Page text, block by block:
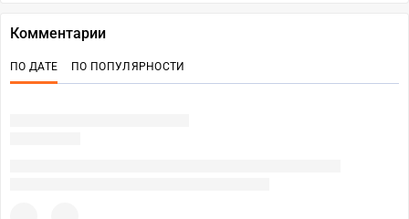
Комментарии
ПО ДАТЕ ПО ПОПУЛЯРНОСТИ